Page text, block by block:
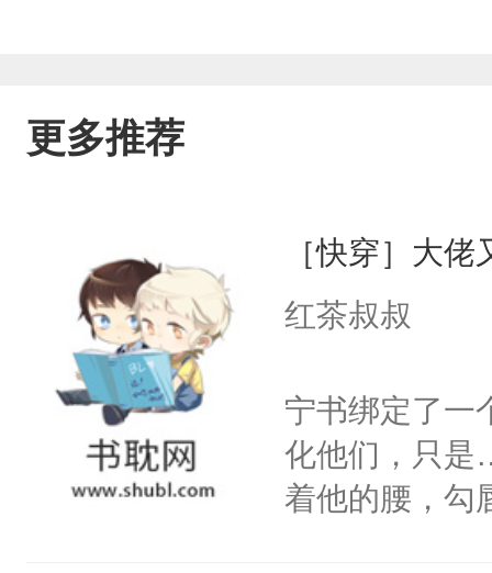
更多推荐
［快穿］大
红茶叔叔
宁书绑定了一
化他们，只是
着他的腰，勾